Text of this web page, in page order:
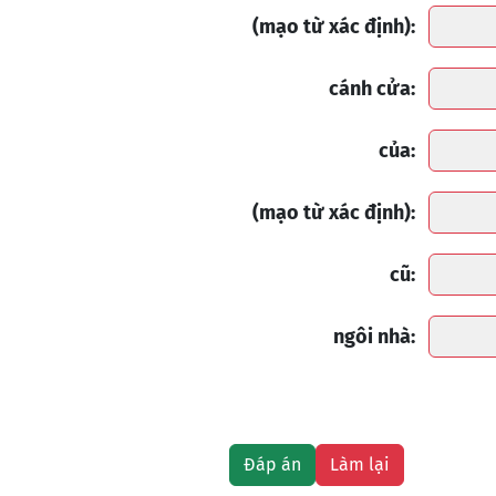
(mạo từ xác định):
cánh cửa:
của:
(mạo từ xác định):
cũ:
ngôi nhà: